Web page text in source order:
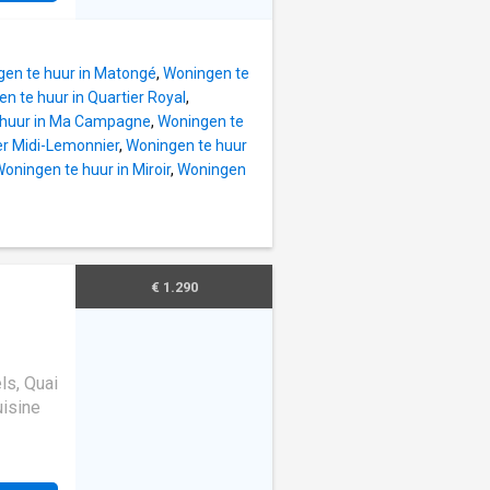
te huur in Matongé, Woningen te
te huur in Quartier Royal ,
in Ma Campagne, Woningen te
Midi-Lemonnier, Woningen te huur
te huur in Miroir, Woningen
Quai
€ 1.290